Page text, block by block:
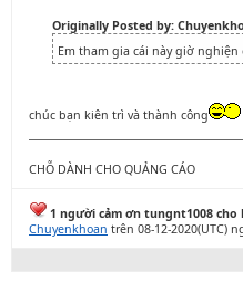
Originally Posted by:
Em tham gia cái này giờ nghiện
chúc bạn kiên trì và thành công
CHỖ DÀNH CHO QUẢNG CÁO
1 người cảm ơn tungnt1008 cho
Chuyenkhoan trên 08-12-2020(UTC)